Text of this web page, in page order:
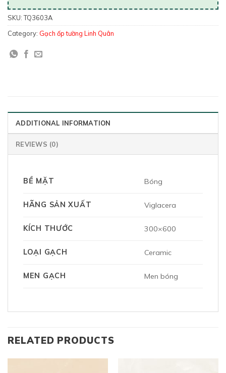
SKU:TQ3603A
Category: Gạch ốp tường Linh Quân
ADDITIONAL INFORMATION
REVIEWS (0)
BỀ MẶT Bóng
HÃNG SẢN XUẤT Viglacera
KÍCH THƯỚC 300×600
LOẠI GẠCH Ceramic
MEN GẠCH Men bóng
RELATED PRODUCTS